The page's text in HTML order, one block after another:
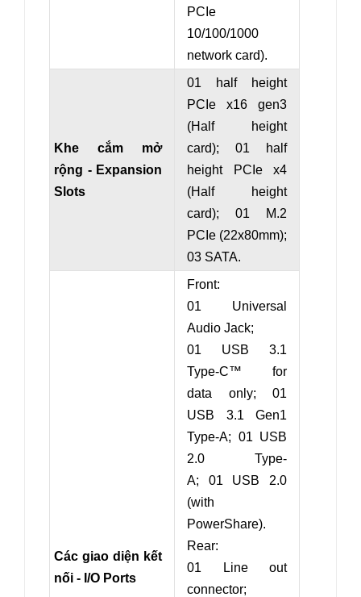
PCIe
10/100/1000
network card).
Khe cắm mở
rộng - Expansion
Slots
01 half height
PCIe x16 gen3
(Half height
card); 01 half
height PCIe x4
(Half height
card); 01 M.2
PCIe (22x80mm);
03 SATA.
Các giao diện kết
nối - I/O Ports
Front:
01 Universal
Audio Jack;
01 USB 3.1
Type-C™ for
data only; 01
USB 3.1 Gen1
Type-A; 01 USB
2.0 Type-
A; 01 USB 2.0
(with
PowerShare).
Rear:
01 Line out
connector;